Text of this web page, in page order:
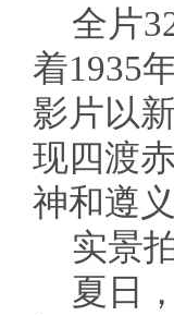
全片
着1935
影片以
现四渡
神和遵
实景
夏日